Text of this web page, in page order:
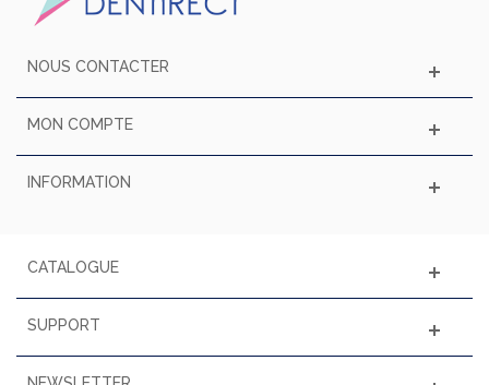
NOUS CONTACTER
MON COMPTE
INFORMATION
CATALOGUE
SUPPORT